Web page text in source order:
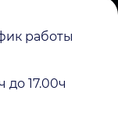
работы
до 17.00ч